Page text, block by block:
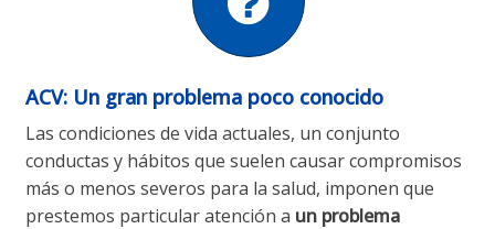
ACV: Un gran problema poco conocido
Las condiciones de vida actuales, un conjunto
conductas y hábitos que suelen causar compromisos
más o menos severos para la salud, imponen que
prestemos particular atención a un problema